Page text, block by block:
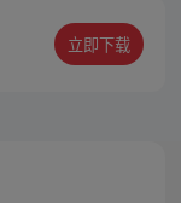
出，背负着守
怪大道的霸
立即下载